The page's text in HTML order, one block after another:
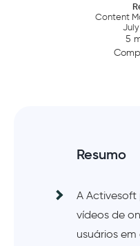
Content
5
Resumo
A
vídeos de
usuários